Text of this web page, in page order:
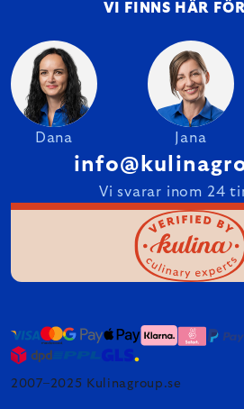
VI FINNS HÄR
Dana Jana
Vi svarar inom 24
2007–2025 Kulinagroup.se